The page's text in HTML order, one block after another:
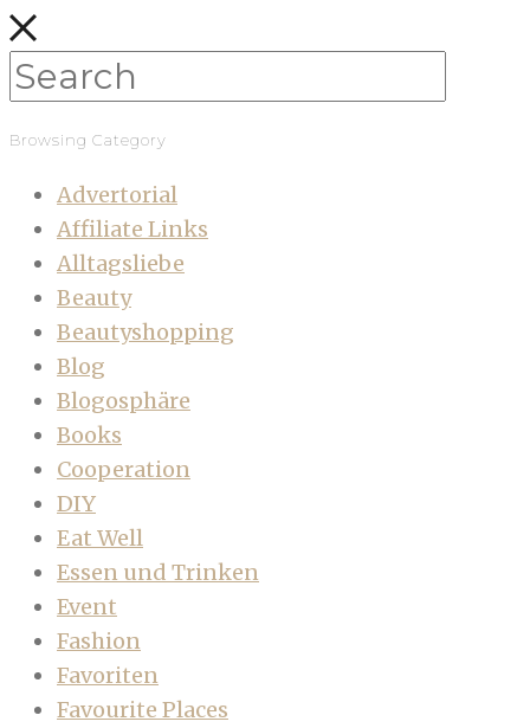
Browsing Category
Advertorial
Affiliate Links
Alltagsliebe
Beauty
Beautyshopping
Blog
Blogosphäre
Books
Cooperation
DIY
Eat Well
Essen und Trinken
Event
Fashion
Favoriten
Favourite Places